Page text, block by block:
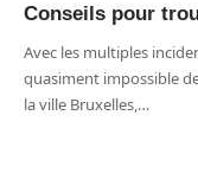
Conseils pour
Avec les multiples
quasiment impossible
la ville Bruxelles,…